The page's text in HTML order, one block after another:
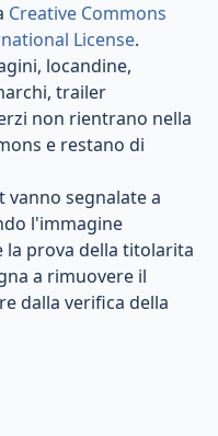
Creative Commons
License.
locandine,
trailer
non rientrano nella
e restano di
vanno segnalate a
l'immagine
la prova della titolarita
a rimuovere il
dalla verifica della